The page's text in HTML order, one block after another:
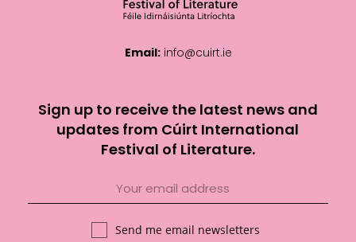
Email: info@cuirt.ie
Sign up to receive the latest news and
updates from Cúirt International
Festival of Literature.
Send me email newsletters